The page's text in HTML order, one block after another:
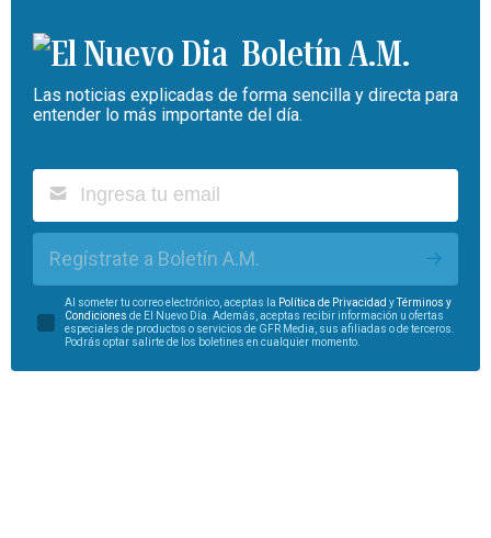
Boletín A.M.
Las noticias explicadas de forma sencilla y directa para
entender lo más importante del día.
Regístrate a Boletín A.M.
Al someter tu correo electrónico, aceptas la Política de Privacidad yTérminos y
Condiciones de El Nuevo Día. Además, aceptas recibir información u ofertas
especiales de productos o servicios de GFR Media, sus afiliadas o de terceros.
Podrás optar salirte de los boletines en cualquier momento.